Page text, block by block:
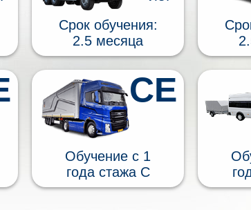
Срок обучения:
2.5 месяца
CE
Обучение c 1
года стажа C